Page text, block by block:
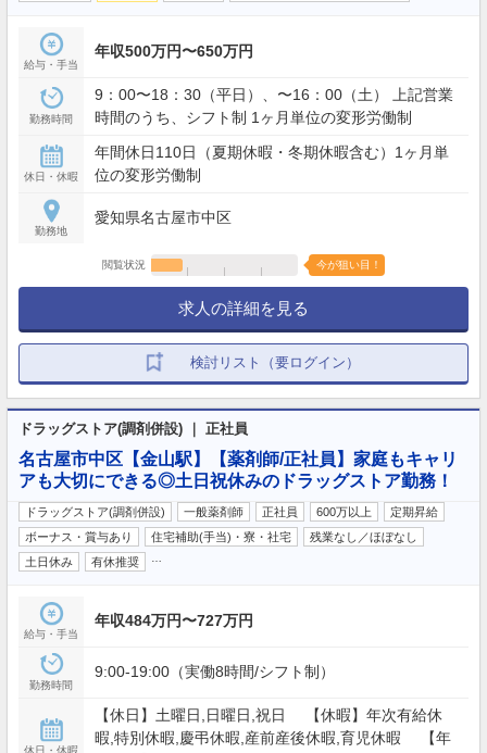
給与・手当
年収500万円〜650万円
勤務時間
9：00〜18：30（平日）、〜16：00（土） 上記営業
時間のうち、シフト制 1ヶ月単位の変形労働制
休日・休暇
年間休日110日（夏期休暇・冬期休暇含む）1ヶ月単
位の変形労働制
勤務地
愛知県名古屋市中区
閲覧状況 今が狙い目！
求人の詳細を見る
検討リスト（要ログイン）
ドラッグストア(調剤併設) ｜ 正社員
名古屋市中区【金山駅】【薬剤師/正社員】家庭もキャリ
アも大切にできる◎土日祝休みのドラッグストア勤務！
ドラッグストア(調剤併設) 一般薬剤師 正社員 600万以上
定期昇給
ボーナス・賞与あり
住宅補助(手当)・寮・社宅
残業なし／ほぼなし
土日休み
有休推奨
給与・手当
年収484万円〜727万円
勤務時間
9:00-19:00（実働8時間/シフト制）
休日・休暇
【休日】土曜日,日曜日,祝日 【休暇】年次有給休
暇,特別休暇,慶弔休暇,産前産後休暇,育児休暇 【年